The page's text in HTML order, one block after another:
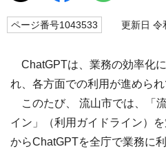
ページ番号1043533 更新日 令
ChatGPTは、業務の効率化
れ、各方面での利用が進められ
このたび、 流山市では、「
イン」（利用ガイドライン）
からChatGPTを全庁で業務に